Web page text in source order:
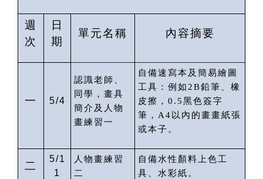
週
次
日
期
單元名稱 內容摘要
一 5/4
認識老師、
同學，畫具
簡介及人物
畫練習一
自備速寫本及簡易繪圖
工具：例如2B鉛筆、橡
皮擦， 0.5黑色簽字
筆， A4以內的畫畫紙張
或本子。
二
5/1
1
人物畫練習
二
自備水性顏料上色工
具、水彩紙。